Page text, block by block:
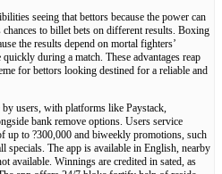
seeing that bettors because the power can
to billet bets on different results. Boxing
the results depend on mortal fighters’
during a match. These advantages reap
for bettors looking destined for a reliable and
users, with platforms like Paystack,
bank remove options. Users service
up to ?300,000 and biweekly promotions, such
specials. The app is available in English, nearby
available. Winnings are credited in sated, as